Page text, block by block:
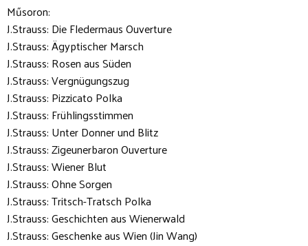
Műsoron:
J.Strauss: Die Fledermaus Ouverture
J.Strauss: Ägyptischer Marsch
J.Strauss: Rosen aus Süden
J.Strauss: Vergnügungszug
J.Strauss: Pizzicato Polka
J.Strauss: Frühlingsstimmen
J.Strauss: Unter Donner und Blitz
J.Strauss: Zigeunerbaron Ouverture
J.Strauss: Wiener Blut
J.Strauss: Ohne Sorgen
J.Strauss: Tritsch-Tratsch Polka
J.Strauss: Geschichten aus Wienerwald
J.Strauss: Geschenke aus Wien (Jin Wang)